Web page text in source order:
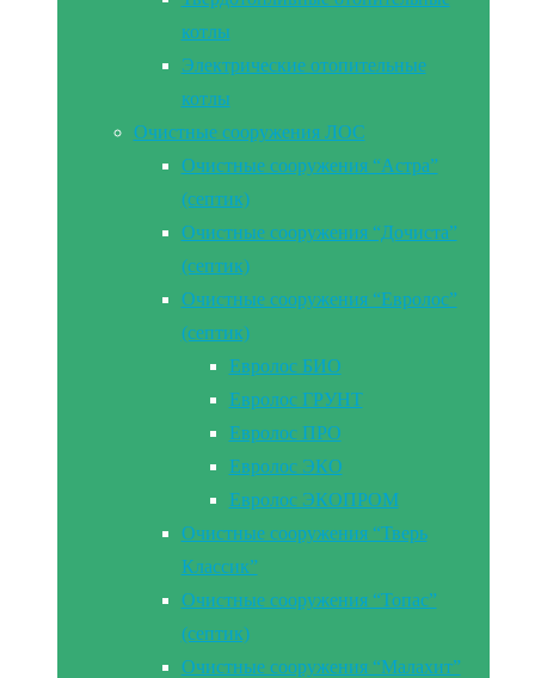
котлы
Электрические отопительные
котлы
Очистные сооружения ЛОС
Очистные сооружения “Астра”
(септик)
Очистные сооружения “Дочиста”
(септик)
Очистные сооружения “Евролос”
(септик)
Евролос БИО
Евролос ГРУНТ
Евролос ПРО
Евролос ЭКО
Евролос ЭКОПРОМ
Очистные сооружения “Тверь
Классик”
Очистные сооружения “Топас”
(септик)
Очистные сооружения “Малахит”